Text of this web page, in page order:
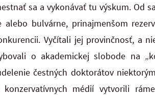
sa a vykonávať tu výskum. Od
bulvárne, prinajmenšom
Vyčítali jej provinčnosť, a
o akademickej slobode na
čestných doktorátov
médií vytvorili